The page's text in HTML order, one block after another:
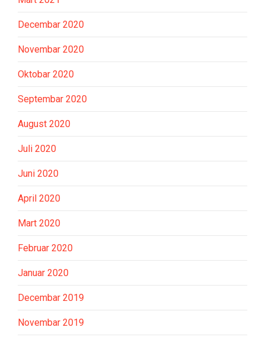
Decembar 2020
Novembar 2020
Oktobar 2020
Septembar 2020
August 2020
Juli 2020
Juni 2020
April 2020
Mart 2020
Februar 2020
Januar 2020
Decembar 2019
Novembar 2019